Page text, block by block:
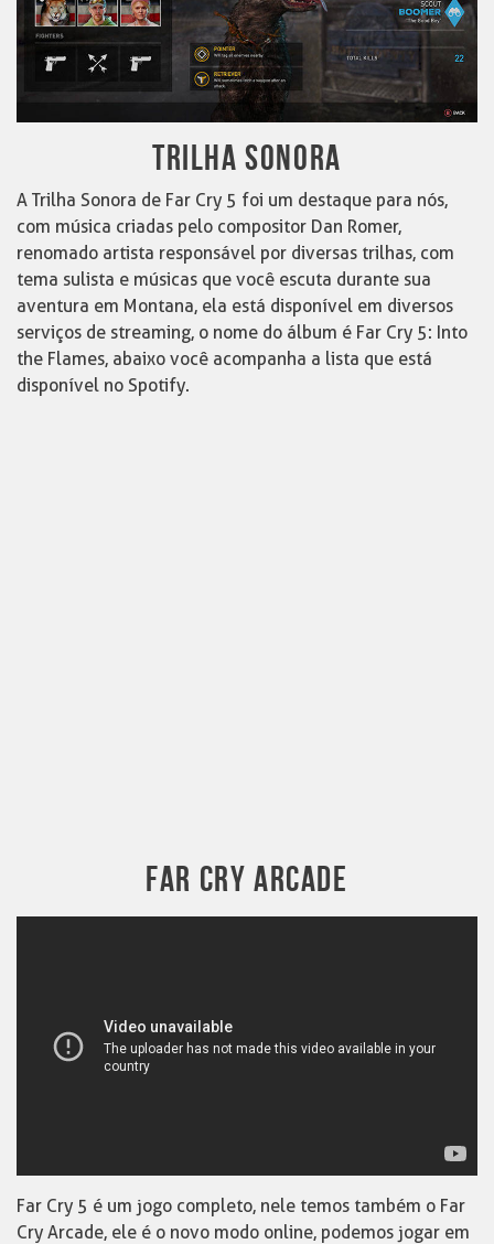
TRILHA SONORA
A Trilha Sonora de Far Cry 5 foi um destaque para nós,
com música criadas pelo compositor Dan Romer,
renomado artista responsável por diversas trilhas, com
tema sulista e músicas que você escuta durante sua
aventura em Montana, ela está disponível em diversos
serviços de streaming, o nome do álbum é Far Cry 5: Into
the Flames, abaixo você acompanha a lista que está
disponível no Spotify.
FAR CRY ARCADE
Far Cry 5 é um jogo completo, nele temos também o Far
Cry Arcade, ele é o novo modo online, podemos jogar em